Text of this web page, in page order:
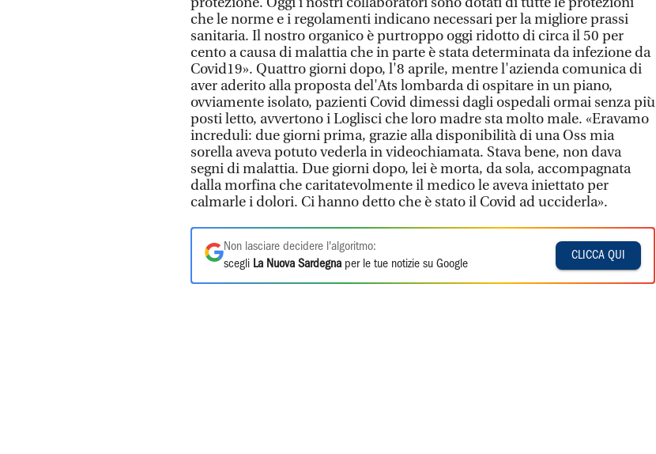
che le norme e i regolamenti indicano necessari per la migliore prassi
sanitaria. Il nostro organico è purtroppo oggi ridotto di circa il 50 per
cento a causa di malattia che in parte è stata determinata da infezione da
Covid19». Quattro giorni dopo, l'8 aprile, mentre l'azienda comunica di
aver aderito alla proposta del'Ats lombarda di ospitare in un piano,
ovviamente isolato, pazienti Covid dimessi dagli ospedali ormai senza più
posti letto, avvertono i Loglisci che loro madre sta molto male. «Eravamo
increduli: due giorni prima, grazie alla disponibilità di una Oss mia
sorella aveva potuto vederla in videochiamata. Stava bene, non dava
segni di malattia. Due giorni dopo, lei è morta, da sola, accompagnata
dalla morfina che caritatevolmente il medico le aveva iniettato per
calmarle i dolori. Ci hanno detto che è stato il Covid ad ucciderla».
Non lasciare decidere l'algoritmo:
scegli La Nuova Sardegna per le tue notizie su Google
CLICCA QUI